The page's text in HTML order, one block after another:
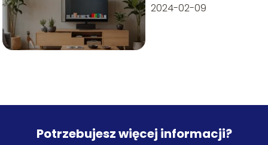
2024-02-09
Potrzebujesz więcej informacji?